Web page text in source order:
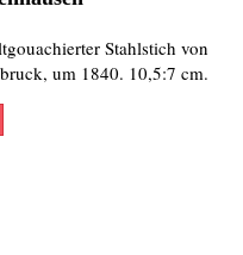
Stahlstich von
um 1840. 10,5:7 cm.